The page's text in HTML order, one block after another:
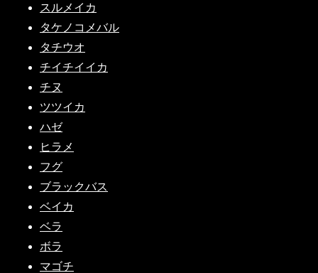
スルメイカ
タケノコメバル
タチウオ
チイチイイカ
チヌ
ツツイカ
ハゼ
ヒラメ
フグ
ブラックバス
ベイカ
ベラ
ボラ
マゴチ